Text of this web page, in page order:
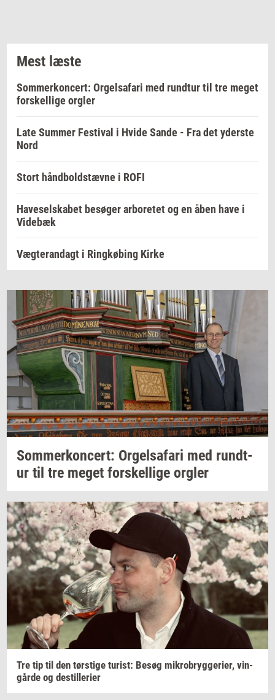
Mest læste
Sommerkoncert: Orgelsafari med rundtur til tre meget
forskellige orgler
Late Summer Festival i Hvide Sande - Fra det yderste
Nord
Stort håndboldstævne i ROFI
Haveselskabet besøger arboretet og en åben have i
Videbæk
Vægterandagt i Ringkøbing Kirke
Som­mer­kon­cert: Or­gel­s­a­fa­ri med rund­t­
ur til tre meget for­skel­li­ge org­ler
Tre tip til den tørsti­ge turist: Besøg mi­kro­bryg­ge­ri­er, vin­
går­de og destil­le­ri­er